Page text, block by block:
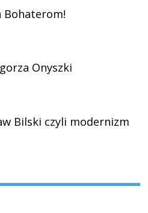
Bohaterom!
Onyszki
Bilski czyli modernizm